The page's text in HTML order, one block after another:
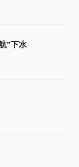
”下水